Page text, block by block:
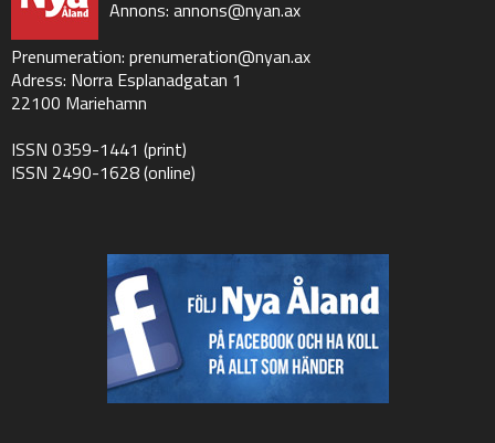
Annons: annons@nyan.ax
Prenumeration: prenumeration@nyan.ax
Adress: Norra Esplanadgatan 1
22100 Mariehamn
ISSN 0359-1441 (print)
ISSN 2490-1628 (online)